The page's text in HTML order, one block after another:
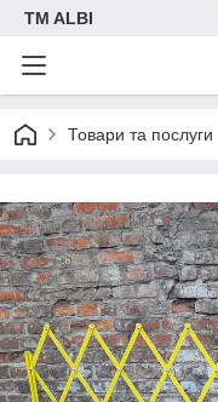
TM ALBI
Товари та послуги